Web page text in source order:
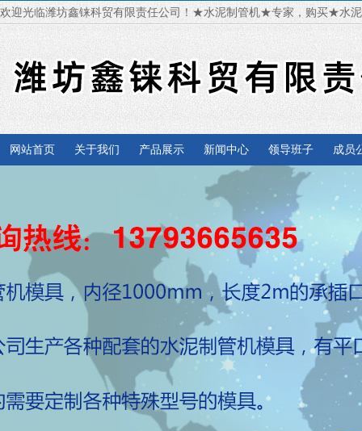
欢迎光临潍坊鑫铼科贸有限责任公司！★水泥制管机★专家，购买★
网站首页 关于我们 产品展示 新闻中心 领导班子 成员